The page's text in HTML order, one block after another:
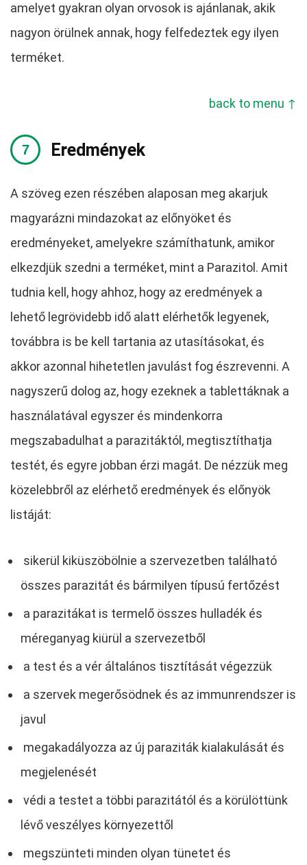
amelyet gyakran olyan orvosok is ajánlanak, akik
nagyon örülnek annak, hogy felfedeztek egy ilyen
terméket.
back to menu ↑
Eredmények
A szöveg ezen részében alaposan meg akarjuk
magyarázni mindazokat az előnyöket és
eredményeket, amelyekre számíthatunk, amikor
elkezdjük szedni a terméket, mint a Parazitol. Amit
tudnia kell, hogy ahhoz, hogy az eredmények a
lehető legrövidebb idő alatt elérhetők legyenek,
továbbra is be kell tartania az utasításokat, és
akkor azonnal hihetetlen javulást fog észrevenni. A
nagyszerű dolog az, hogy ezeknek a tablettáknak a
használatával egyszer és mindenkorra
megszabadulhat a parazitáktól, megtisztíthatja
testét, és egyre jobban érzi magát. De nézzük meg
közelebbről az elérhető eredmények és előnyök
listáját:
sikerül kiküszöbölnie a szervezetben található
összes parazitát és bármilyen típusú fertőzést
a parazitákat is termelő összes hulladék és
méreganyag kiürül a szervezetből
a test és a vér általános tisztítását végezzük
a szervek megerősödnek és az immunrendszer is
javul
megakadályozza az új paraziták kialakulását és
megjelenését
védi a testet a többi parazitától és a körülöttünk
lévő veszélyes környezettől
megszünteti minden olyan tünetet és